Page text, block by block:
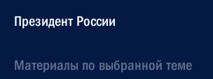
Президент России
Материалы по выбранной теме